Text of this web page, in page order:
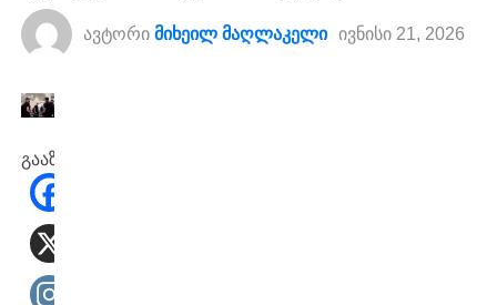
ავტორი მიხეილ მაღლაკელი ივნისი 21, 2026
გააზიარეთ